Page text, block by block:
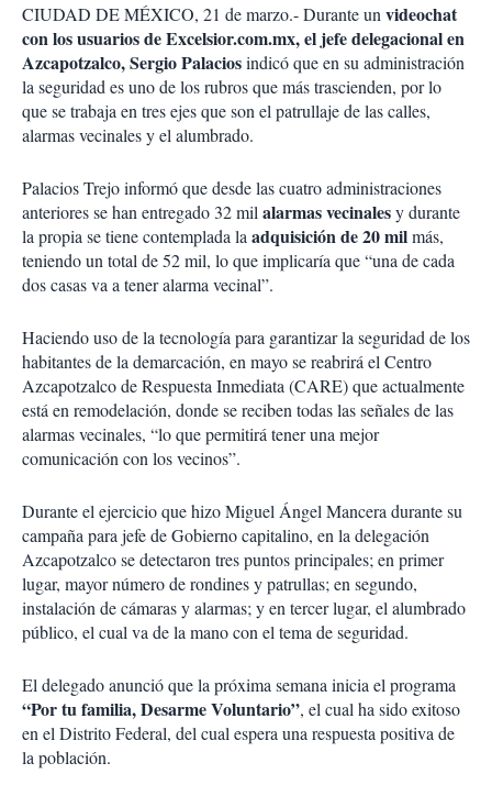
CIUDAD DE MÉXICO, 21 de marzo.- Durante un videochat
con los usuarios de Excelsior.com.mx, el jefe delegacional en
Azcapotzalco, Sergio Palaciosindicó que en su administración
la seguridad es uno de los rubros que más trascienden, por lo
que se trabaja en tres ejes que son el patrullaje de las calles,
alarmas vecinales y el alumbrado.
Palacios Trejo informó que desde las cuatro administraciones
anteriores se han entregado 32 mil alarmas vecinalesy durante
la propia se tiene contemplada la adquisición de 20 milmás,
teniendo un total de 52 mil, lo que implicaría que “una de cada
dos casas va a tener alarma vecinal”.
Haciendo uso de la tecnología para garantizar la seguridad de los
habitantes de la demarcación, en mayo se reabrirá el Centro
Azcapotzalco de Respuesta Inmediata (CARE) que actualmente
está en remodelación, donde se reciben todas las señales de las
alarmas vecinales, “lo que permitirá tener una mejor
comunicación con los vecinos”.
Durante el ejercicio que hizo Miguel Ángel Mancera durante su
campaña para jefe de Gobierno capitalino, en la delegación
Azcapotzalco se detectaron tres puntos principales; en primer
lugar, mayor número de rondines y patrullas; en segundo,
instalación de cámaras y alarmas; y en tercer lugar, el alumbrado
público, el cual va de la mano con el tema de seguridad.
El delegado anunció que la próxima semana inicia el programa
“Por tu familia, Desarme Voluntario”, el cual ha sido exitoso
en el Distrito Federal, del cual espera una respuesta positiva de
la población.